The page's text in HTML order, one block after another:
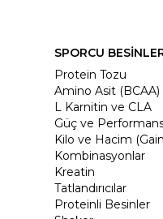
SPORCU
Protein Tozu
Amino Asit (BCAA)
L Karnitin ve CLA
Güç ve
Kilo ve Hacim
Kombinasyonlar
Kreatin
Tatlandırıcılar
Proteinli Besinler